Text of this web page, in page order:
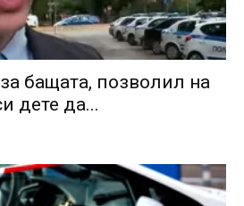
бащата, позволил на
дете да...